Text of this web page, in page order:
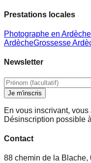
Prestations locales
Photographe en Ardèche
ArdècheGrossesse
Newsletter
Je m'inscris
En vous inscrivant,
Désinscription possible
Contact
88 chemin de la Blache,